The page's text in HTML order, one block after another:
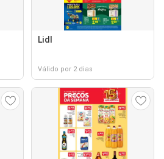
Lidl
Válido por 2 dias